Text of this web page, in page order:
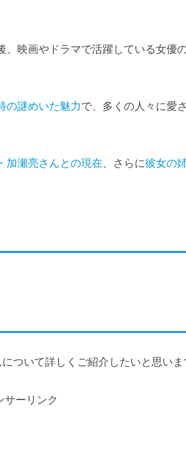
、映画やドラマで活躍している女優
の謎めいた魅力で、多くの人々に愛
加瀬亮さんとの現在、さらに彼女の
ついて詳しくご紹介したいと思いま
サーリンク